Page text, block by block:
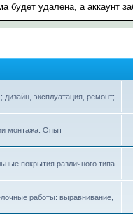
будет удалена, а аккаунт
эксплуатация, ремонт;
монтажа. Опыт
покрытия различного типа
работы: выравнивание,